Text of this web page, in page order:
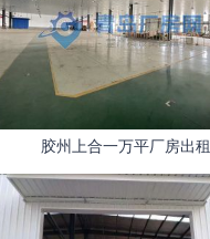
胶州上合一万平厂房出租